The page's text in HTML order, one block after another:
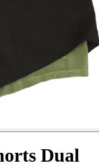
Dual